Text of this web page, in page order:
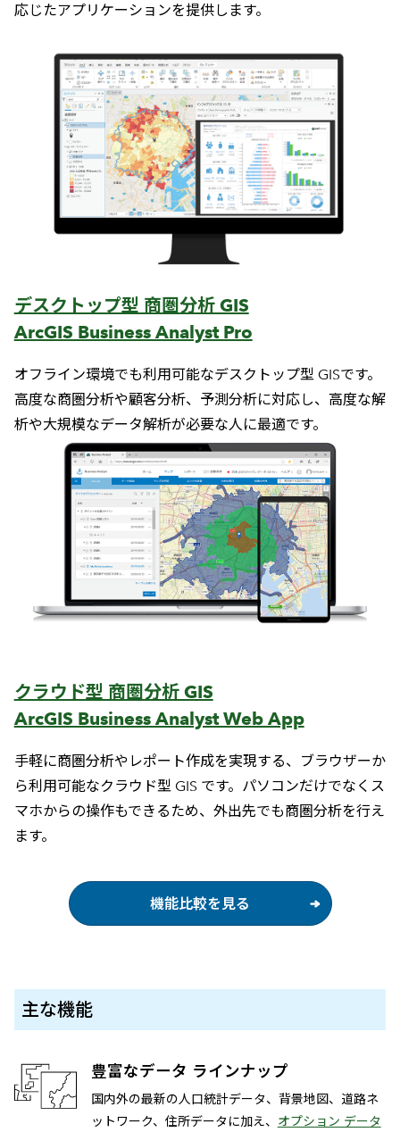
応じたアプリケーションを提供します。
デスクトップ型 商圏分析 GIS
ArcGIS Business Analyst Pro
オフライン環境でも利用可能なデスクトップ型 GISです。
高度な商圏分析や顧客分析、予測分析に対応し、高度な解
析や大規模なデータ解析が必要な人に最適です。
クラウド型 商圏分析 GIS
ArcGIS Business Analyst Web App
手軽に商圏分析やレポート作成を実現する、ブラウザーか
ら利用可能なクラウド型 GIS です。パソコンだけでなくス
マホからの操作もできるため、外出先でも商圏分析を行え
ます。
機能比較を見る
主な機能
豊富なデータ ラインナップ
国内外の最新の人口統計データ、背景地図、道路ネ
ットワーク、住所データに加え、 オプション データ